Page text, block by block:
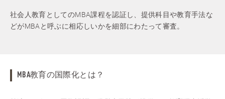
社会人教育としてのMBA課程を認証し、提供科目や教育手法な
どがMBAと呼ぶに相応しいかを細部にわたって審査。
MBA教育の国際化とは？